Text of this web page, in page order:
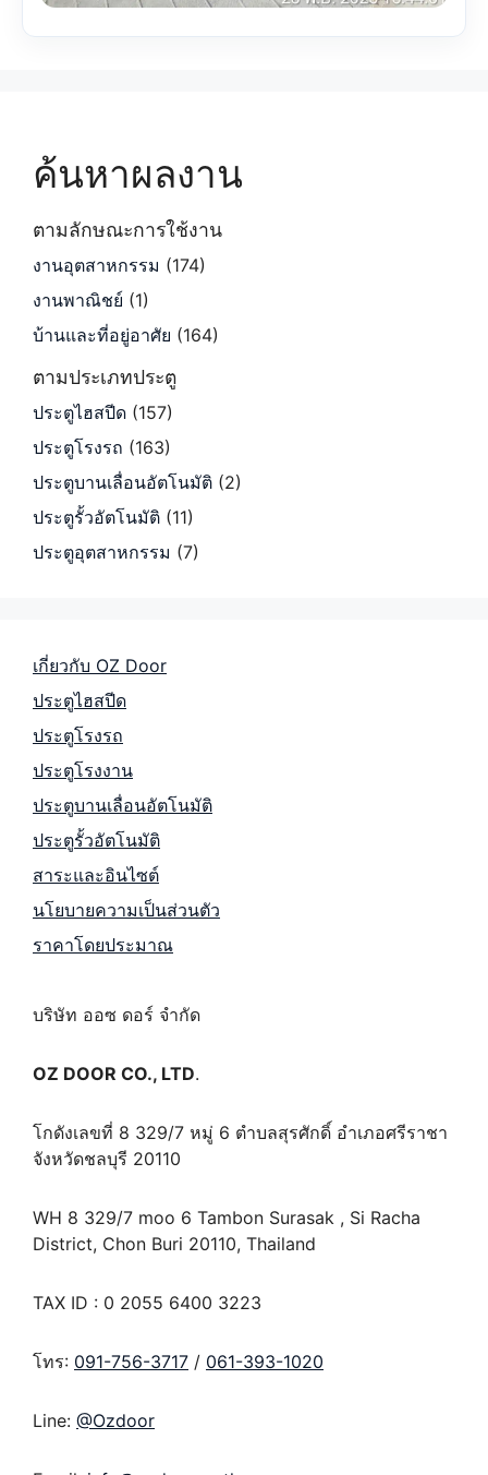
ค้นหาผลงาน
ตามลักษณะการใช้งาน
งานอุตสาหกรรม (174)
งานพาณิชย์ (1)
บ้านและที่อยู่อาศัย (164)
ตามประเภทประตู
ประตูไฮสปีด (157)
ประตูโรงรถ (163)
ประตูบานเลื่อนอัตโนมัติ (2)
ประตูรั้วอัตโนมัติ (11)
ประตูอุตสาหกรรม (7)
เกี่ยวกับ OZ Door
ประตูไฮสปีด
ประตูโรงรถ
ประตูโรงงาน
ประตูบานเลื่อนอัตโนมัติ
ประตูรั้วอัตโนมัติ
สาระและอินไซต์
นโยบายความเป็นส่วนตัว
ราคาโดยประมาณ
บริษัท ออซ ดอร์ จำกัด
OZ DOOR CO., LTD.
โกดังเลขที่ 8 329/7 หมู่ 6 ตำบลสุรศักดิ์ อำเภอศรีราชา
จังหวัดชลบุรี 20110
WH 8 329/7 moo 6 Tambon Surasak , Si Racha
District, Chon Buri 20110, Thailand
TAX ID : 0 2055 6400 3223
โทร: 091-756-3717 / 061-393-1020
Line: @Ozdoor